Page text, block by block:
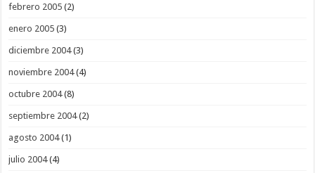
febrero 2005 (2)
enero 2005 (3)
diciembre 2004(3)
noviembre 2004(4)
octubre 2004(8)
septiembre 2004(2)
agosto 2004(1)
julio 2004(4)